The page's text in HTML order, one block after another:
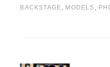
BACKSTAGE MODELS